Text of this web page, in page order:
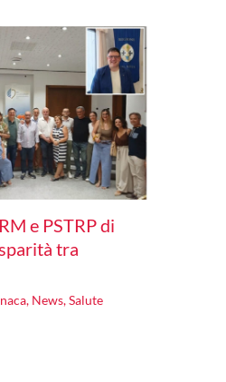
e PSTRP di
tra
, News,Salute